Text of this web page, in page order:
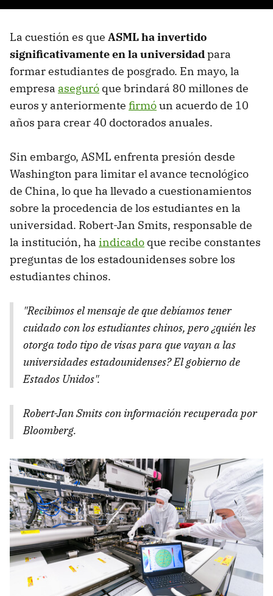
La cuestión es que ASML ha invertido
significativamente en la universidadpara
formar estudiantes de posgrado. En mayo, la
empresa aseguró que brindará 80 millones de
euros y anteriormente firmóun acuerdo de 10
años para crear 40 doctorados anuales.
Sin embargo, ASML enfrenta presión desde
Washington para limitar el avance tecnológico
de China, lo que ha llevado a cuestionamientos
sobre la procedencia de los estudiantes en la
universidad. Robert-Jan Smits, responsable de
la institución, ha indicado que recibe constantes
preguntas de los estadounidenses sobre los
estudiantes chinos.
"Recibimos el mensaje de que debíamos tener
cuidado con los estudiantes chinos, pero ¿quién les
otorga todo tipo de visas para que vayan a las
universidades estadounidenses? El gobierno de
Estados Unidos".
Robert-Jan Smits con información recuperada por
Bloomberg.